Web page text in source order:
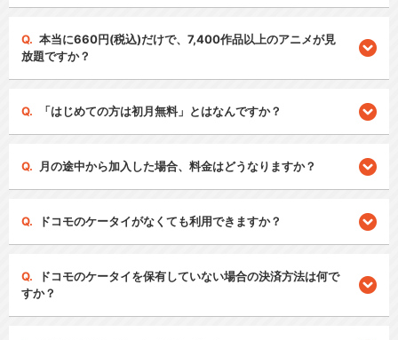
本当に660円(税込)だけで、7,400作品以上のアニメが見
放題ですか？
「はじめての方は初月無料」とはなんですか？
月の途中から加入した場合、料金はどうなりますか？
ドコモのケータイがなくても利用できますか？
ドコモのケータイを保有していない場合の決済方法は何で
すか？